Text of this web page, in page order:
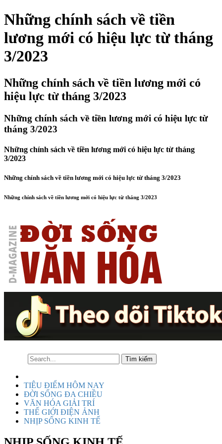
Những chính sách về tiền
lương mới có hiệu lực từ tháng
3/2023
Những chính sách về tiền lương mới có
hiệu lực từ tháng 3/2023
Những chính sách về tiền lương mới có hiệu lực từ
tháng 3/2023
Những chính sách về tiền lương mới có hiệu lực từ tháng
3/2023
Những chính sách về tiền lương mới có hiệu lực từ tháng 3/2023
Những chính sách về tiền lương mới có hiệu lực từ tháng 3/2023
TIÊU ĐIỂM HÔM NAY
ĐỜI SỐNG ĐA CHIỀU
VĂN HÓA GIẢI TRÍ
THẾ GIỚI ĐIỆN ẢNH
NHỊP SỐNG KINH TẾ